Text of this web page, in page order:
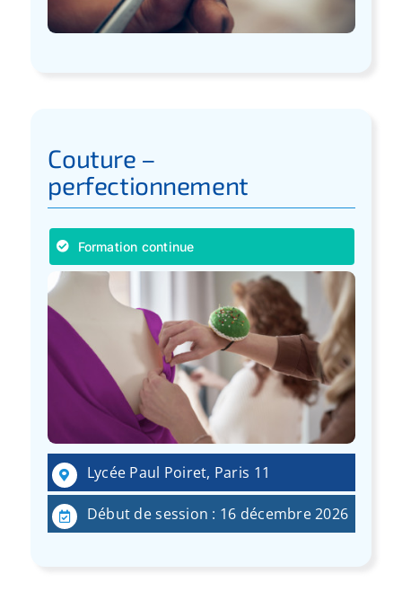
Couture –
perfectionnement
Formation continue
Lycée Paul Poiret, Paris 11
Début de session : 16 décembre 2026